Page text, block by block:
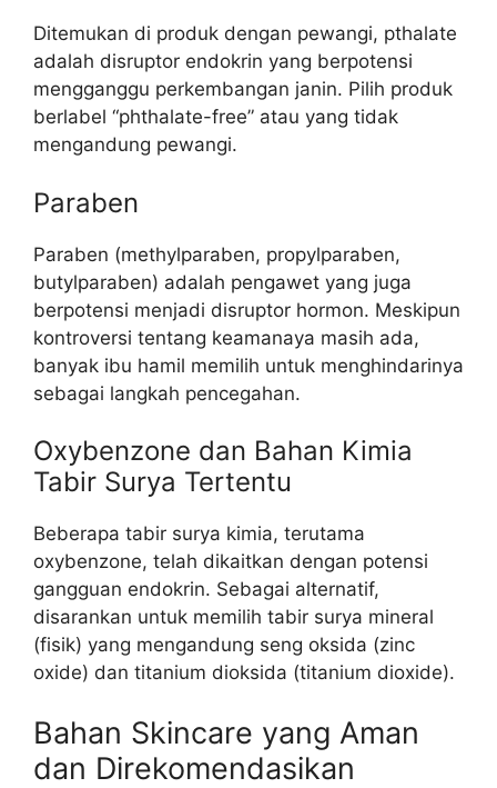
Ditemukan di produk dengan pewangi, pthalate
adalah disruptor endokrin yang berpotensi
mengganggu perkembangan janin. Pilih produk
berlabel “phthalate-free” atau yang tidak
mengandung pewangi.
Paraben
Paraben (methylparaben, propylparaben,
butylparaben) adalah pengawet yang juga
berpotensi menjadi disruptor hormon. Meskipun
kontroversi tentang keamanaya masih ada,
banyak ibu hamil memilih untuk menghindarinya
sebagai langkah pencegahan.
Oxybenzone dan Bahan Kimia
Tabir Surya Tertentu
Beberapa tabir surya kimia, terutama
oxybenzone, telah dikaitkan dengan potensi
gangguan endokrin. Sebagai alternatif,
disarankan untuk memilih tabir surya mineral
(fisik) yang mengandung seng oksida (zinc
oxide) dan titanium dioksida (titanium dioxide).
Bahan Skincare yang Aman
dan Direkomendasikan